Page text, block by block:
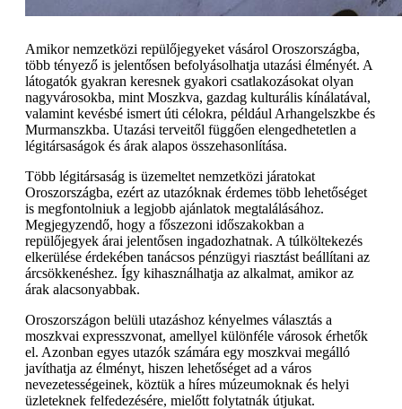
Amikor nemzetközi repülőjegyeket vásárol Oroszországba,
több tényező is jelentősen befolyásolhatja utazási élményét. A
látogatók gyakran keresnek gyakori csatlakozásokat olyan
nagyvárosokba, mint Moszkva, gazdag kulturális kínálatával,
valamint kevésbé ismert úti célokra, például Arhangelszkbe és
Murmanszkba. Utazási terveitől függően elengedhetetlen a
légitársaságok és árak alapos összehasonlítása.
Több légitársaság is üzemeltet nemzetközi járatokat
Oroszországba, ezért az utazóknak érdemes több lehetőséget
is megfontolniuk a legjobb ajánlatok megtalálásához.
Megjegyzendő, hogy a főszezoni időszakokban a
repülőjegyek árai jelentősen ingadozhatnak. A túlköltekezés
elkerülése érdekében tanácsos pénzügyi riasztást beállítani az
árcsökkenéshez. Így kihasználhatja az alkalmat, amikor az
árak alacsonyabbak.
Oroszországon belüli utazáshoz kényelmes választás a
moszkvai expresszvonat, amellyel különféle városok érhetők
el. Azonban egyes utazók számára egy moszkvai megálló
javíthatja az élményt, hiszen lehetőséget ad a város
nevezetességeinek, köztük a híres múzeumoknak és helyi
üzleteknek felfedezésére, mielőtt folytatnák útjukat.